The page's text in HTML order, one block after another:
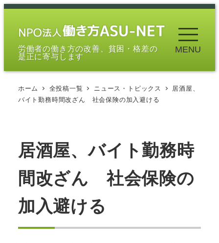
メ
労働者の働き方の改善、貧困・格差の
是正に寄与します
MENU
ホーム 全投稿一覧 ニュース・トピックス
居酒屋、
バイト勤務時間改ざん 社会保険の加入避ける
居酒屋、バイト勤務時
間改ざん 社会保険の
加入避ける